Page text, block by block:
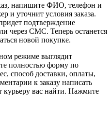
напишите ФИО, телефон и
и уточнит условия заказа.
подтверждение
через СМС. Теперь останется
новой покупке.
режиме выглядит
полностью форму по
способ доставки, оплаты,
к заказу написать
вас найти. Нажмите